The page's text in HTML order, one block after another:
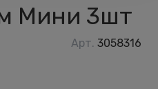
Мини 3шт
Арт. 3058316